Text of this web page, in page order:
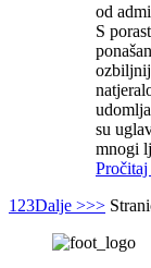
od
S
su
mnogi
Pročitaj
1 23Dalje >>>